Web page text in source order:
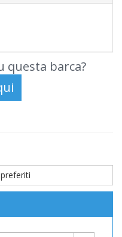
questa barca?